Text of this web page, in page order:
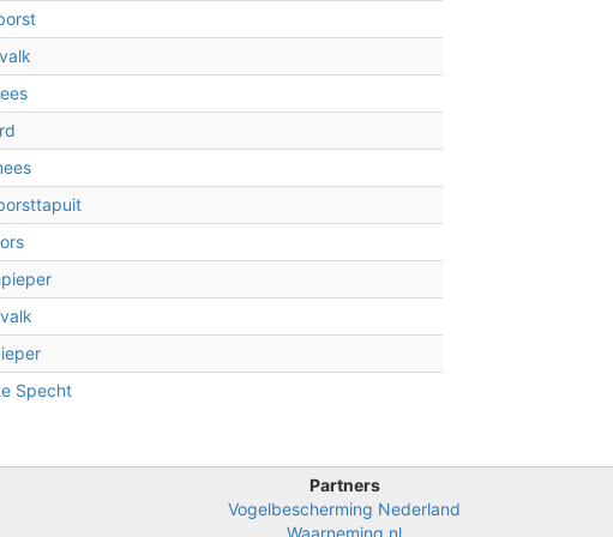
Specht
Partners
Vogelbescherming Nederland
Waarneming.nl